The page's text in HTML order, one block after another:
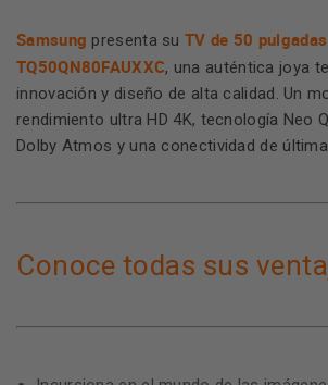
Samsung presenta suTV de 50 pulgadas
TQ50QN80FAUXXC, una auténtica joya
innovación y diseño de alta calidad. Un
rendimiento ultra HD 4K, tecnología Neo
Dolby Atmos y una conectividad de
Conoce todas sus